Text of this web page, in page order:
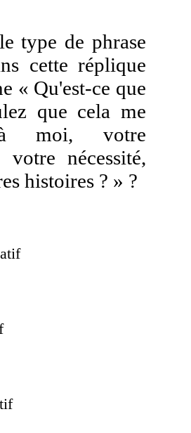
type de phrase
cette réplique
« Qu'est-ce que
que cela me
moi, votre
votre nécessité,
histoires ? » ?